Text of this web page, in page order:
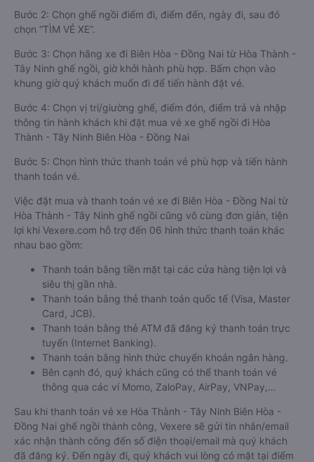
Bước 2: Chọn ghế ngồi điểm đi, điểm đến, ngày đi, sau đó
chọn “TÌM VÉ XE”.
Bước 3: Chọn hãng xe đi Biên Hòa - Đồng Nai từ Hòa Thành -
Tây Ninh ghế ngồi, giờ khởi hành phù hợp. Bấm chọn vào
khung giờ quý khách muốn đi để tiến hành đặt vé.
Bước 4: Chọn vị trí/giường ghế, điểm đón, điểm trả và nhập
thông tin hành khách khi đặt mua vé xe ghế ngồi đi Hòa
Thành - Tây Ninh Biên Hòa - Đồng Nai
Bước 5: Chọn hình thức thanh toán vé phù hợp và tiến hành
thanh toán vé.
Việc đặt mua và thanh toán vé xe đi Biên Hòa - Đồng Nai từ
Hòa Thành - Tây Ninh ghế ngồi cũng vô cùng đơn giản, tiện
lợi khi Vexere.com hỗ trợ đến 06 hình thức thanh toán khác
nhau bao gồm:
Thanh toán bằng tiền mặt tại các cửa hàng tiện lợi và
siêu thị gần nhà.
Thanh toán bằng thẻ thanh toán quốc tế (Visa, Master
Card, JCB).
Thanh toán bằng thẻ ATM đã đăng ký thanh toán trực
tuyến (Internet Banking).
Thanh toán bằng hình thức chuyển khoản ngân hàng.
Bên cạnh đó, quý khách cũng có thể thanh toán vé
thông qua các ví Momo, ZaloPay, AirPay, VNPay,…
Sau khi thanh toán vé xe Hòa Thành - Tây Ninh Biên Hòa -
Đồng Nai ghế ngồi thành công, Vexere sẽ gửi tin nhắn/email
xác nhận thành công đến số điện thoại/email mà quý khách
đã đăng ký. Đến ngày đi, quý khách vui lòng có mặt tại điểm